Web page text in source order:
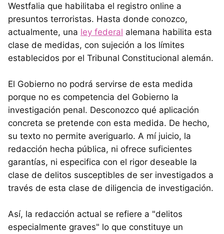
Westfalia que habilitaba el registro online a
presuntos terroristas. Hasta donde conozco,
actualmente, una ley federal alemana habilita esta
clase de medidas, con sujeción a los límites
establecidos por el Tribunal Constitucional alemán.
El Gobierno no podrá servirse de esta medida
porque no es competencia del Gobierno la
investigación penal. Desconozco qué aplicación
concreta se pretende con esta medida. De hecho,
su texto no permite averiguarlo. A mí juicio, la
redacción hecha pública, ni ofrece suficientes
garantías, ni especifica con el rigor deseable la
clase de delitos susceptibles de ser investigados a
través de esta clase de diligencia de investigación.
Así, la redacción actual se refiere a "delitos
especialmente graves" lo que constituye un